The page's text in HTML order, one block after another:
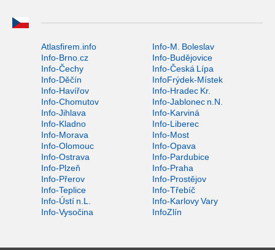
Atlasfirem.info
Info-M. Boleslav
Info-Brno.cz
Info-Budějovice
Info-Čechy
Info-Česká Lípa
Info-Děčín
InfoFrýdek-Místek
Info-Havířov
Info-Hradec Kr.
Info-Chomutov
Info-Jablonec n.N.
Info-Jihlava
Info-Karviná
Info-Kladno
Info-Liberec
Info-Morava
Info-Most
Info-Olomouc
Info-Opava
Info-Ostrava
Info-Pardubice
Info-Plzeň
Info-Praha
Info-Přerov
Info-Prostějov
Info-Teplice
Info-Třebíč
Info-Ústí n.L.
Info-Karlovy Vary
Info-Vysočina
InfoZlín